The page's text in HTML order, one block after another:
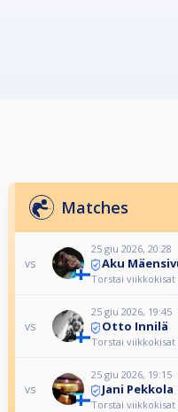
Matches
vs
25 giu 2026, 20:28
Aku
Torstai viikkokisat
vs
25 giu 2026, 19:45
Otto Innilä
Torstai viikkokisat
vs
25 giu 2026, 19:15
Jani Pekkola
Torstai viikkokisat